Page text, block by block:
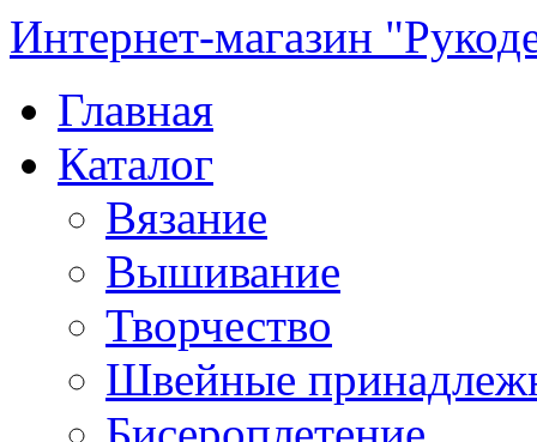
Интернет-магазин
Главная
Каталог
Вязание
Вышивание
Творчество
Швейные